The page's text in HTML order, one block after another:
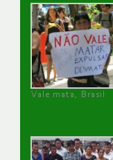
Vale mata, Brasil